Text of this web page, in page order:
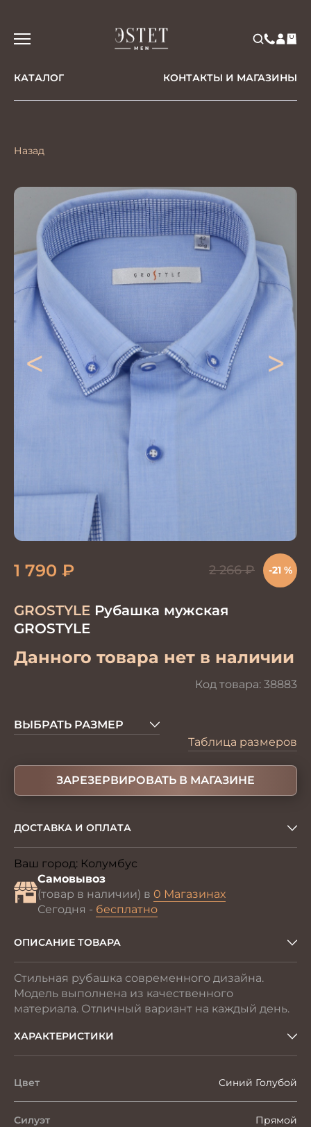
КАТАЛОГ КОНТАКТЫ И МАГАЗИНЫ
Назад
< >
GROSTYLE Рубашка мужская
GROSTYLE
Данного товара нет в наличии
Код товара: 38883
1 790 ₽ 2 266₽ -21 %
ВЫБРАТЬ РАЗМЕР
Таблица размеров
ЗАРЕЗЕРВИРОВАТЬ В МАГАЗИНЕ
ДОСТАВКА И ОПЛАТА
Ваш город: Колумбус
Самовывоз
(товар в наличии) в 0 Магазинах
Сегодня - бесплатно
ОПИСАНИЕ ТОВАРА
Стильная рубашка современного дизайна.
Модель выполнена из качественного
материала. Отличный вариант на каждый день.
ХАРАКТЕРИСТИКИ
Цвет Синий Голубой
Силуэт Прямой